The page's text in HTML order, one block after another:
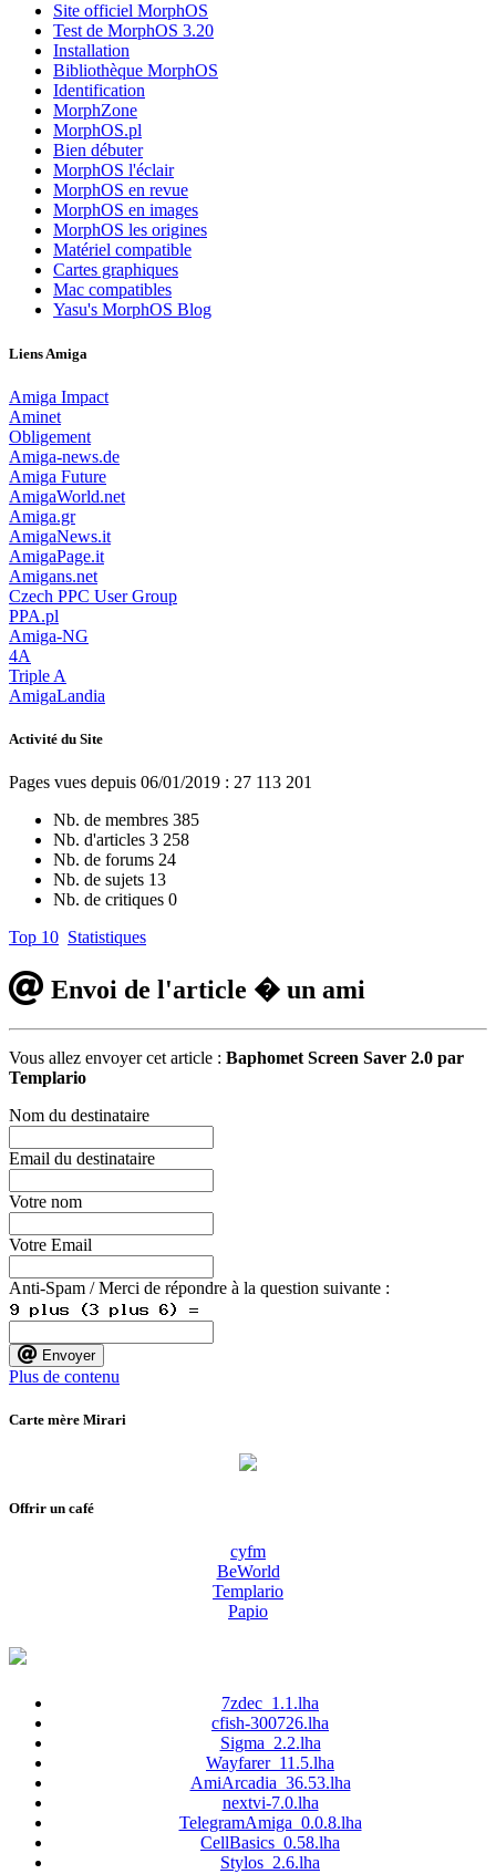
Site officiel MorphOS
Test de MorphOS 3.20
Installation
Bibliothèque MorphOS
Identification
MorphZone
MorphOS.pl
Bien débuter
MorphOS l'éclair
MorphOS en revue
MorphOS en images
MorphOS les origines
Matériel compatible
Cartes graphiques
Mac compatibles
Yasu's MorphOS Blog
Liens Amiga
Amiga Impact
Aminet
Obligement
Amiga-news.de
Amiga Future
AmigaWorld.net
Amiga.gr
AmigaNews.it
AmigaPage.it
Amigans.net
Czech PPC User Group
PPA.pl
Amiga-NG
4A
Triple A
AmigaLandia
Activité du Site
Pages vues depuis 06/01/2019 : 27 113 201
Nb. de membres 385
Nb. d'articles 3 258
Nb. de forums 24
Nb. de sujets 13
Nb. de critiques 0
Top 10 Statistiques
Envoi de l'article � un ami
Vous allez envoyer cet article : Baphomet Screen Saver 2.0 par
Templario
Nom du destinataire
Email du destinataire
Votre nom
Votre Email
Anti-Spam / Merci de répondre à la question suivante :
Envoyer
Plus de contenu
Carte mère Mirari
Offrir un café
cyfm
BeWorld
Templario
Papio
7zdec_1.1.lha
cfish-300726.lha
Sigma_2.2.lha
Wayfarer_11.5.lha
AmiArcadia_36.53.lha
nextvi-7.0.lha
TelegramAmiga_0.0.8.lha
CellBasics_0.58.lha
Stylos_2.6.lha